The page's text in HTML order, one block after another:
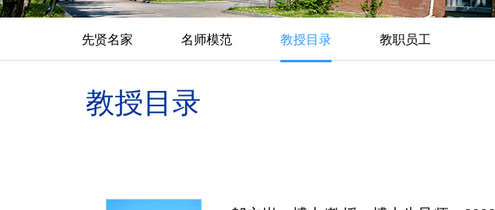
先贤名家 名师模范 教授目录 教职员工
教授目录